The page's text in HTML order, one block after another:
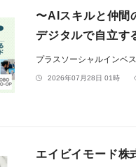
〜AIスキルと仲
デジタルで自立す
プラスソーシャルインベ
2026年07月28日 01時
エイビイモード株